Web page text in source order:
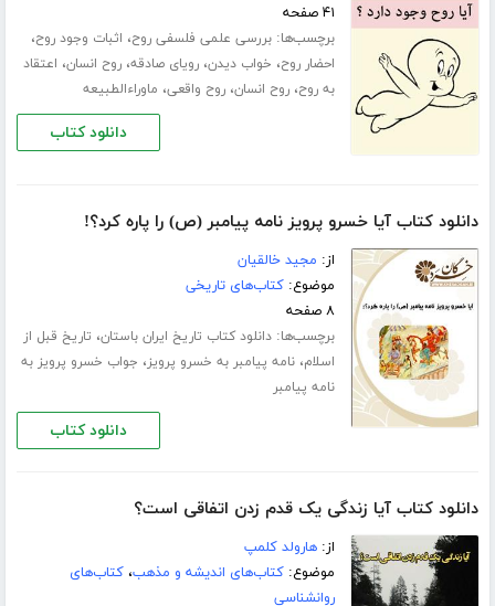
۴۱ صفحه
برچسب‌ها:بررسی علمی فلسفی روح، اثبات وجود روح،
احضار روح، خواب دیدن،رویای صادقه،روح انسان، اعتقاد
به روح،روح انسان،روح واقعی، ماوراءالطبیعه
دانلود کتاب
دانلود کتاب آیا خسرو پرویز نامه پیامبر (ص) را پاره کرد؟!
از: مجید خالقیان
موضوع:کتاب‌های تاریخی
۸ صفحه
برچسب‌ها:دانلود کتاب تاریخ ایران باستان، تاریخ قبل از
اسلام،نامه پیامبر به خسرو پرویز، جواب خسرو پرویز به
نامه پیامبر
دانلود کتاب
دانلود کتاب آیا زندگی یک قدم زدن اتفاقی است؟
از:هارولد کلمپ
موضوع:کتاب‌های اندیشه و مذهب،کتاب‌های
روانشناسی